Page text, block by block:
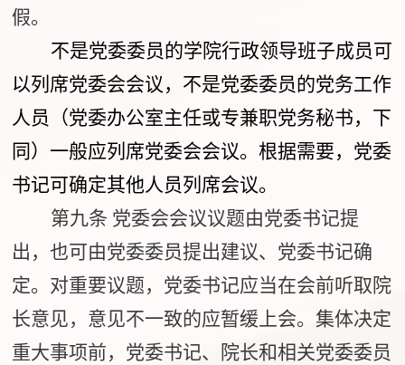
假。
不是党委委员的学院行政领导班子成员可
以列席党委会会议，不是党委委员的党务工作
人员（党委办公室主任或专兼职党务秘书，下
同）一般应列席党委会会议。根据需要，党委
书记可确定其他人员列席会议。
第九条 党委会会议议题由党委书记提
出，也可由党委委员提出建议、党委书记确
定。对重要议题，党委书记应当在会前听取院
长意见，意见不一致的应暂缓上会。集体决定
重大事项前，党委书记、院长和相关党委委员